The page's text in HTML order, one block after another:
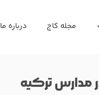
مجله کاج درباره ما
مدارس ترکیه